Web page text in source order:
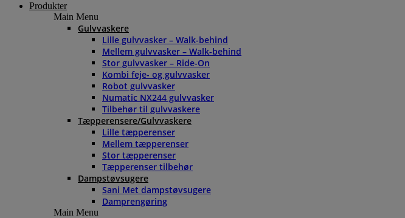
Produkter
Main Menu
Gulvvaskere
Lille gulvvasker – Walk-behind
Mellem gulvvasker – Walk-behind
Stor gulvvasker – Ride-On
Kombi feje- og gulvvasker
Robot gulvvasker
Numatic NX244 gulvvasker
Tilbehør til gulvvaskere
Tæpperensere/Gulvvaskere
Lille tæpperenser
Mellem tæpperenser
Stor tæpperenser
Tæpperenser tilbehør
Dampstøvsugere
Sani Met dampstøvsugere
Damprengøring
Main Menu